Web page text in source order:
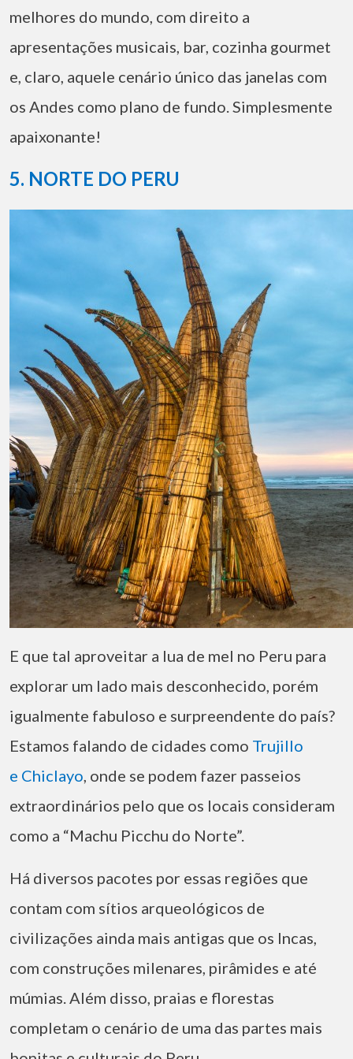
melhores do mundo, com direito a
apresentações musicais, bar, cozinha gourmet
e, claro, aquele cenário único das janelas com
os Andes como plano de fundo. Simplesmente
apaixonante!
5. NORTE DO PERU
E que tal aproveitar a lua de mel no Peru para
explorar um lado mais desconhecido, porém
igualmente fabuloso e surpreendente do país?
Estamos falando de cidades como Trujillo
e Chiclayo, onde se podem fazer passeios
extraordinários pelo que os locais consideram
como a “Machu Picchu do Norte”.
Há diversos pacotes por essas regiões que
contam com sítios arqueológicos de
civilizações ainda mais antigas que os Incas,
com construções milenares, pirâmides e até
múmias. Além disso, praias e florestas
completam o cenário de uma das partes mais